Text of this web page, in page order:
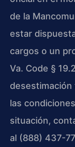
de la
estar
cargos o un
Va. Code §
las
situación,
al (888) 437-